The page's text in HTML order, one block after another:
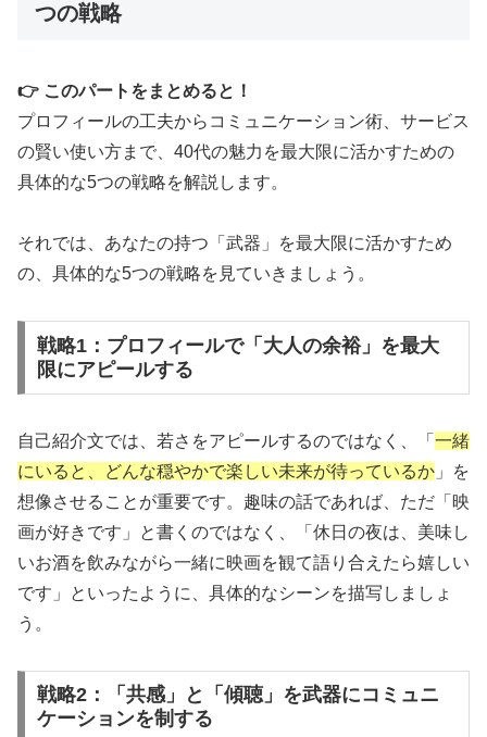
つの戦略
👉 このパートをまとめると！
プロフィールの工夫からコミュニケーション術、サービス
の賢い使い方まで、40代の魅力を最大限に活かすための
具体的な5つの戦略を解説します。
それでは、あなたの持つ「武器」を最大限に活かすため
の、具体的な5つの戦略を見ていきましょう。
戦略1：プロフィールで「大人の余裕」を最大
限にアピールする
自己紹介文では、若さをアピールするのではなく、「 一緒
にいると、どんな穏やかで楽しい未来が待っているか 」を
想像させることが重要です。趣味の話であれば、ただ「映
画が好きです」と書くのではなく、「休日の夜は、美味し
いお酒を飲みながら一緒に映画を観て語り合えたら嬉しい
です」といったように、具体的なシーンを描写しましょ
う。
戦略2：「共感」と「傾聴」を武器にコミュニ
ケーションを制する